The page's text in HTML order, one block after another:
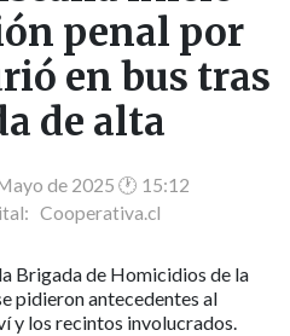
penal por
en bus tras
de alta
de 2025 🕐 15:12
Cooperativa.cl
Brigada de Homicidios de la
pidieron antecedentes al
y los recintos involucrados.